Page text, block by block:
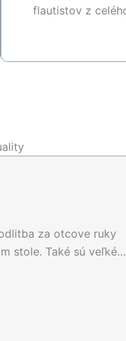
flautistov z
za otcove ruky
stole. Také sú veľké…